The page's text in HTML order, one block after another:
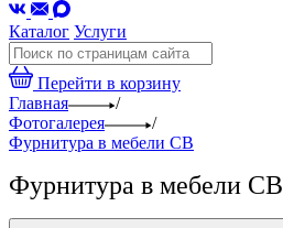
Каталог Услуги
Перейти в корзину
Главная
/
Фотогалерея
/
Фурнитура в мебели СВ
Фурнитура в мебели СВ